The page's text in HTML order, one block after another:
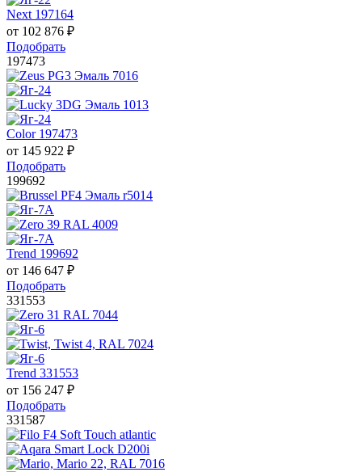
Next 197164
от 102 876 ₽
Подобрать
197473
Color 197473
от 145 922 ₽
Подобрать
199692
Trend 199692
от 146 647 ₽
Подобрать
331553
Trend 331553
от 156 247 ₽
Подобрать
331587